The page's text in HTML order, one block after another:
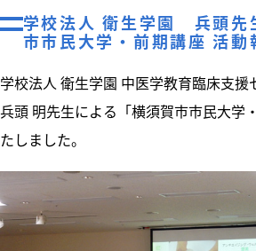
学校法人 衛生学園 兵頭先
市市民大学・前期講座 活動
学校法人 衛生学園 中医学教育臨床支援
兵頭 明先生による「横須賀市市民大学
たしました。